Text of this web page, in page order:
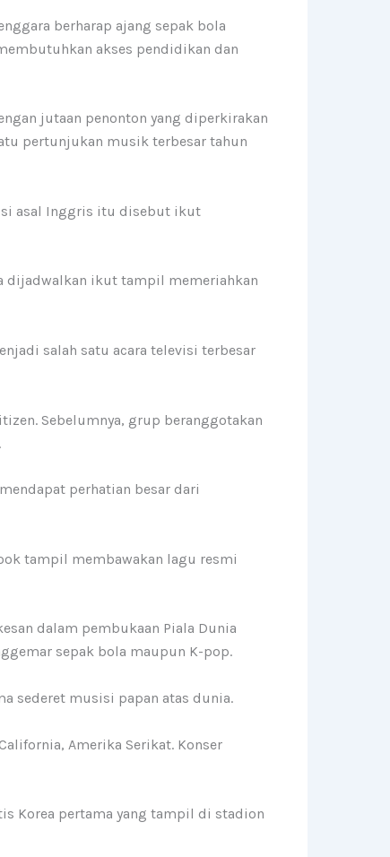
berharap ajang sepak bola
akses pendidikan dan
jutaan penonton yang diperkirakan
pertunjukan musik terbesar tahun
asal Inggris itu disebut ikut
dijadwalkan ikut tampil memeriahkan
salah satu acara televisi terbesar
Sebelumnya, grup beranggotakan
perhatian besar dari
tampil membawakan lagu resmi
dalam pembukaan Piala Dunia
sepak bola maupun K-pop.
sederet musisi papan atas dunia.
Amerika Serikat. Konser
Korea pertama yang tampil di stadion